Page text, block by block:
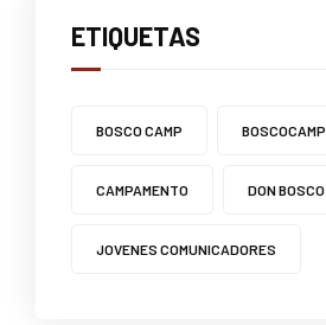
ETIQUETAS
BOSCO CAMP BOSCOCAMP
CAMPAMENTO DON BOSCO
JOVENES COMUNICADORES